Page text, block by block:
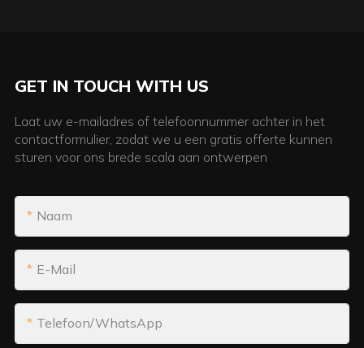
GET IN TOUCH WITH US
Laat uw e-mailadres of telefoonnummer achter in het
contactformulier, zodat we u een gratis offerte kunnen
sturen voor ons brede scala aan ontwerpen
Naam
E-Mail
Telefoon/WhatsApp